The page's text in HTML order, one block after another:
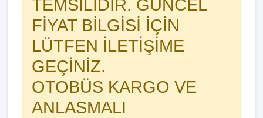
TEMSILIDIR. GÜNCEL
FİYAT BİLGİSİ İÇİN
LÜTFEN İLETİŞİME
GEÇİNİZ.
OTOBÜS KARGO VE
ANLASMALI